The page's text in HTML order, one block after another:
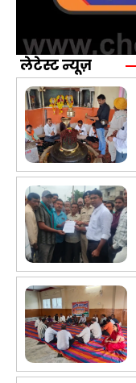
लेटेस्ट न्यूज़